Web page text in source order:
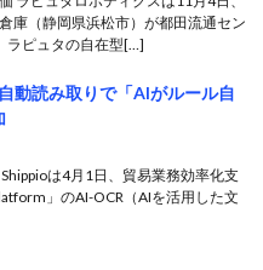
庫（静岡県浜松市）が都田流通セン
ラピュタの自在型[…]
動読み取りで「AIがルール自
は4月1日、貿易業務効率化支
」のAI-OCR（AIを活用した文